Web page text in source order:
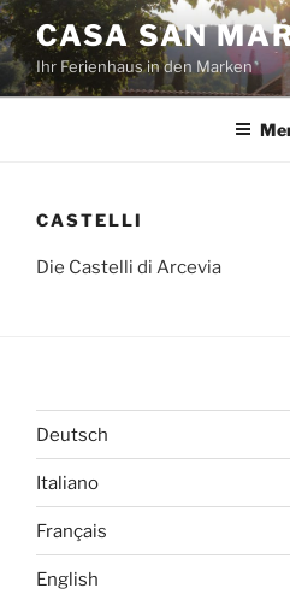
Zum
Inhalt
springen
CASA SAN
Ihr Ferienhaus in den Marken
CASTELLI
Die Castelli di Arcevia
Deutsch
Italiano
Français
English